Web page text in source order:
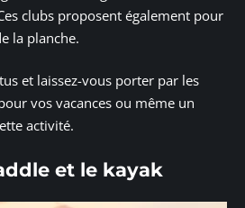
clubs proposent également pour
la planche.
et laissez-vous porter par les
vos vacances ou même un
activité.
et le kayak